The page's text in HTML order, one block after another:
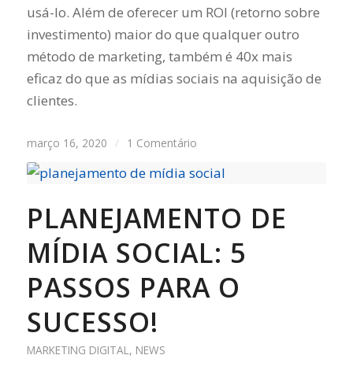
usá-lo. Além de oferecer um ROI (retorno sobre
investimento) maior do que qualquer outro
método de marketing, também é 40x mais
eficaz do que as mídias sociais na aquisição de
clientes.
março 16, 2020 / 1 Comentário
PLANEJAMENTO DE
MÍDIA SOCIAL: 5
PASSOS PARA O
SUCESSO!
MARKETING DIGITAL , NEWS